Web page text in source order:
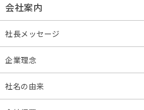
会社案内
社長メッセージ
企業理念
社名の由来